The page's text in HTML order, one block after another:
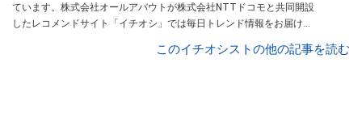
ています。株式会社オールアバウトが株式会社NTTドコモと共同開設
したレコメンドサイト「イチオシ」では毎日トレンド情報をお届け。
このイチオシストの他の記事を読む